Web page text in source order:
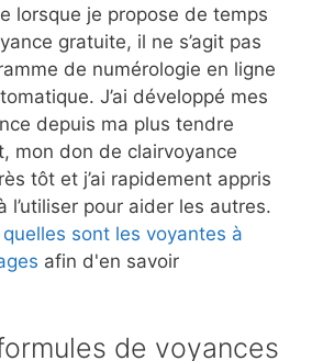
lorsque je propose de temps
gratuite, il ne s’agit pas
de numérologie en ligne
J’ai développé mes
depuis ma plus tendre
mon don de clairvoyance
tôt et j’ai rapidement appris
l’utiliser pour aider les autres.
quelles sont les voyantes à
afin d'en savoir
de voyances